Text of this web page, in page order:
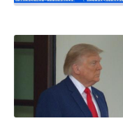
，很快就记住了。
去。通过这样的方